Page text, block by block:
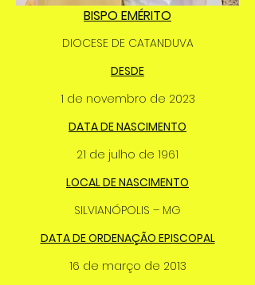
BISPO EMÉRITO
DIOCESE DE CATANDUVA
DESDE
1 de novembro de 2023
DATA DE NASCIMENTO
21 de julho de 1961
LOCAL DE NASCIMENTO
SILVIANÓPOLIS – MG
DATA DE ORDENAÇÃO EPISCOPAL
16 de março de 2013